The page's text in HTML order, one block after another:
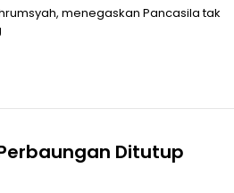
menegaskan Pancasila tak
Ditutup